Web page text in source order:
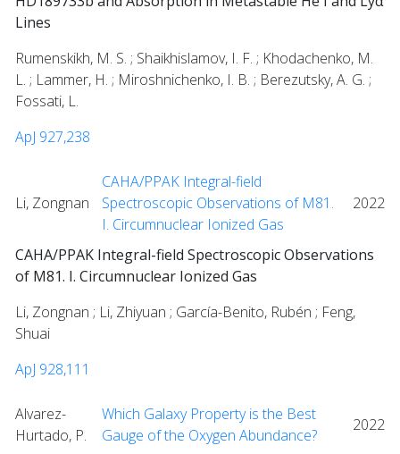
Lines
Rumenskikh, M. S. ; Shaikhislamov, I. F. ; Khodachenko, M.
L. ; Lammer, H. ; Miroshnichenko, I. B. ; Berezutsky, A. G. ;
Fossati, L.
ApJ 927,238
Li, Zongnan
CAHA/PPAK Integral-field
Spectroscopic Observations of M81.
I. Circumnuclear Ionized Gas
2022
CAHA/PPAK Integral-field Spectroscopic Observations
of M81. I. Circumnuclear Ionized Gas
Li, Zongnan ; Li, Zhiyuan ; García-Benito, Rubén ; Feng,
Shuai
ApJ 928,111
Alvarez-
Hurtado, P.
Which Galaxy Property is the Best
Gauge of the Oxygen Abundance?
2022